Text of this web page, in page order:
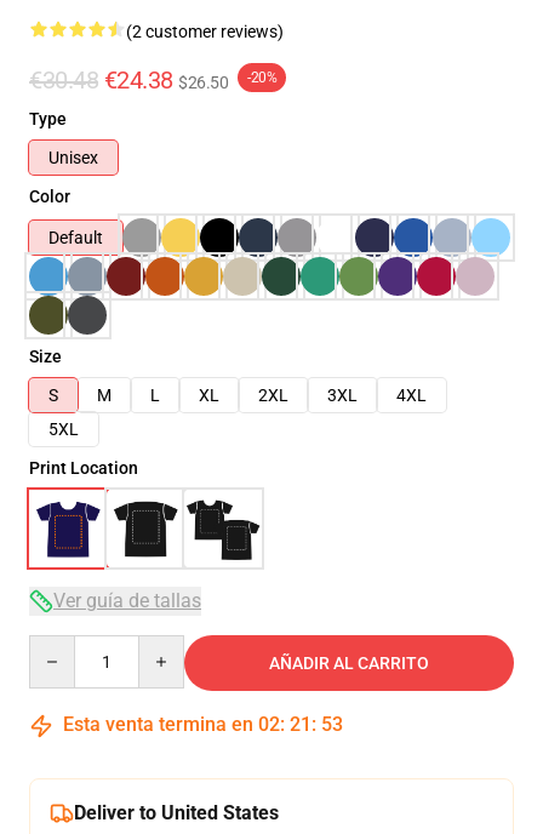
(2 customer reviews)
€30.48 €24.38 $26.50 -20%
Type
Unisex
Color
Default
Size
S
M L XL 2XL 3XL
4XL
5XL
Print Location
Ver guía de tallas
AÑADIR AL CARRITO
Esta venta termina en 02: 21 : 53
Deliver to United States